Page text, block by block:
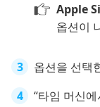
Apple
옵션이
옵션을 선택
“타임 머신